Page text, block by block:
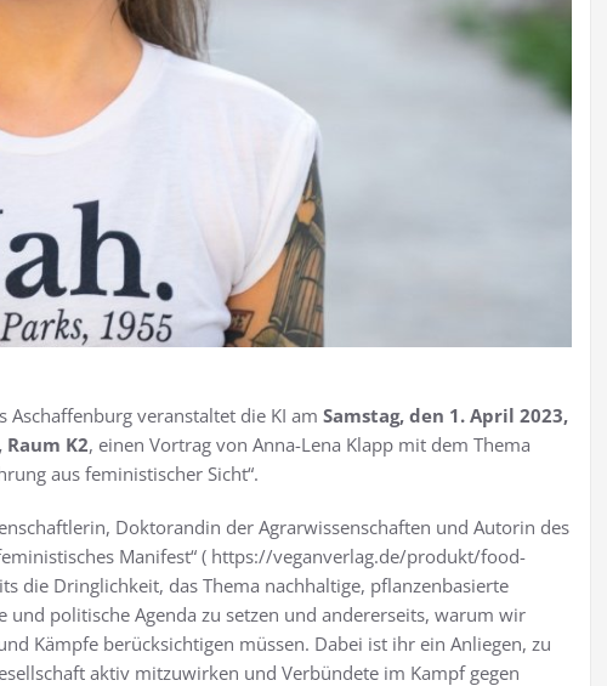
veranstaltet die KI am Samstag, den 1. April 2023,
K2, einen Vortrag von Anna-Lena Klapp mit dem Thema
aus feministischer Sicht“.
Doktorandin der Agrarwissenschaften und Autorin des
Manifest“ ( https://veganverlag.de/produkt/food-
die Dringlichkeit, das Thema nachhaltige, pflanzenbasierte
und politische Agenda zu setzen und andererseits, warum wir
Kämpfe berücksichtigen müssen. Dabei ist ihr ein Anliegen, zu
aktiv mitzuwirken und Verbündete im Kampf gegen